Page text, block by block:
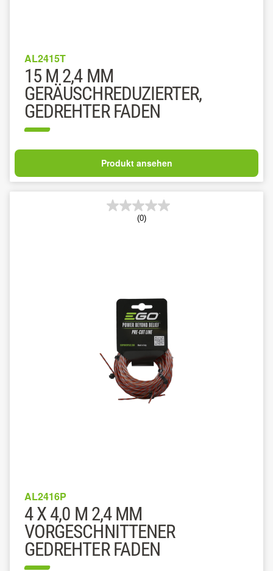
AL2415T
15 M 2,4 MM
GERÄUSCHREDUZIERTER,
GEDREHTER FADEN
Produkt ansehen
(0)
AL2416P
4 X 4,0 M 2,4 MM
VORGESCHNITTENER
GEDREHTER FADEN